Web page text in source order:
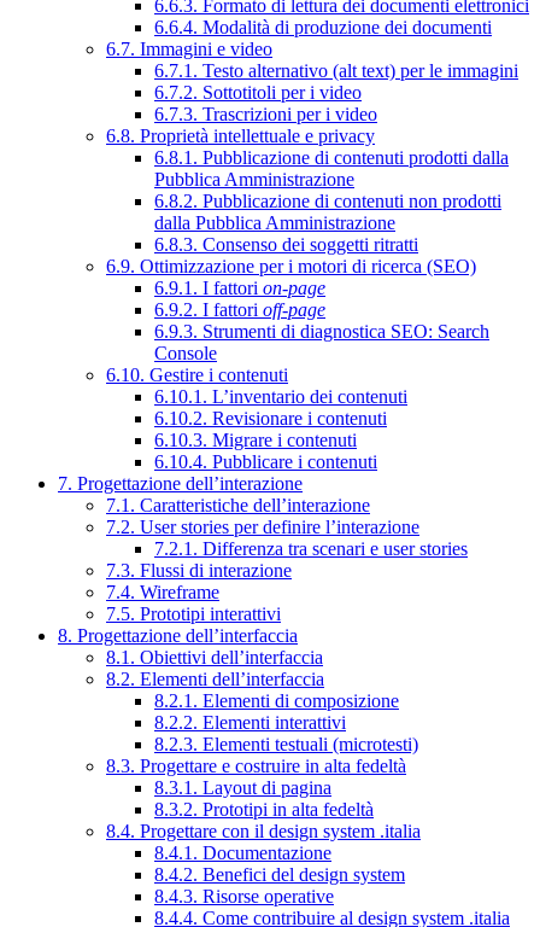
6.6.3. Formato di lettura dei documenti elettronici
6.6.4. Modalità di produzione dei documenti
6.7. Immagini e video
6.7.1. Testo alternativo (alt text) per le immagini
6.7.2. Sottotitoli per i video
6.7.3. Trascrizioni per i video
6.8. Proprietà intellettuale e privacy
6.8.1. Pubblicazione di contenuti prodotti dalla
Pubblica Amministrazione
6.8.2. Pubblicazione di contenuti non prodotti
dalla Pubblica Amministrazione
6.8.3. Consenso dei soggetti ritratti
6.9. Ottimizzazione per i motori di ricerca (SEO)
6.9.1. I fattori on-page
6.9.2. I fattori off-page
6.9.3. Strumenti di diagnostica SEO: Search
Console
6.10. Gestire i contenuti
6.10.1. L’inventario dei contenuti
6.10.2. Revisionare i contenuti
6.10.3. Migrare i contenuti
6.10.4. Pubblicare i contenuti
7. Progettazione dell’interazione
7.1. Caratteristiche dell’interazione
7.2. User stories per definire l’interazione
7.2.1. Differenza tra scenari e user stories
7.3. Flussi di interazione
7.4. Wireframe
7.5. Prototipi interattivi
8. Progettazione dell’interfaccia
8.1. Obiettivi dell’interfaccia
8.2. Elementi dell’interfaccia
8.2.1. Elementi di composizione
8.2.2. Elementi interattivi
8.2.3. Elementi testuali (microtesti)
8.3. Progettare e costruire in alta fedeltà
8.3.1. Layout di pagina
8.3.2. Prototipi in alta fedeltà
8.4. Progettare con il design system .italia
8.4.1. Documentazione
8.4.2. Benefici del design system
8.4.3. Risorse operative
8.4.4. Come contribuire al design system .italia